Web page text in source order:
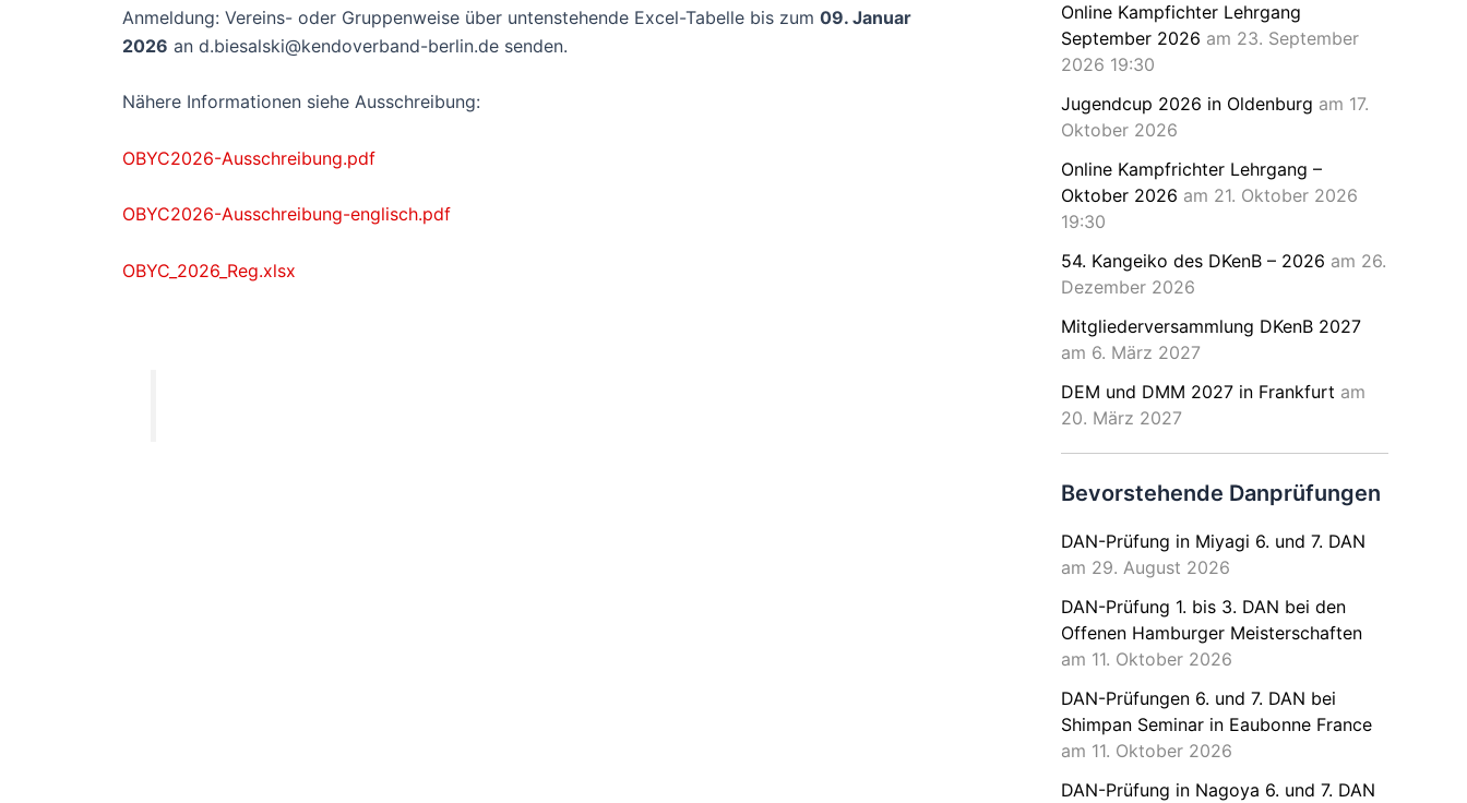
Anmeldung: Vereins- oder Gruppenweise über untenstehende Excel-Tabelle bis zum 09. Januar
2026 an d.biesalski@kendoverband-berlin.de senden.
Nähere Informationen siehe Ausschreibung:
OBYC2026-Ausschreibung.pdf
OBYC2026-Ausschreibung-englisch.pdf
OBYC_2026_Reg.xlsx
Online Kampfichter Lehrgang
September 2026 am 23. September
2026 19:30
Jugendcup 2026 in Oldenburg am 17.
Oktober 2026
Online Kampfrichter Lehrgang –
Oktober 2026 am 21. Oktober 2026
19:30
54. Kangeiko des DKenB – 2026 am 26.
Dezember 2026
Mitgliederversammlung DKenB 2027
am 6. März 2027
DEM und DMM 2027 in Frankfurt am
20. März 2027
Bevorstehende Danprüfungen
DAN-Prüfung in Miyagi 6. und 7. DAN
am 29. August 2026
DAN-Prüfung 1. bis 3. DAN bei den
Offenen Hamburger Meisterschaften
am 11. Oktober 2026
DAN-Prüfungen 6. und 7. DAN bei
Shimpan Seminar in Eaubonne France
am 11. Oktober 2026
DAN-Prüfung in Nagoya 6. und 7. DAN